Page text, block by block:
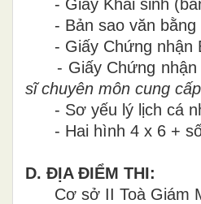
- Giấy Khai sinh
- Bản sao văn bằng
- Giấy Chứng nhận
- Giấy Chứng nhận
sĩ chuyên môn cung
- Sơ yếu lý lịch cá
- Hai hình 4 x 6 + số
D. ĐỊA ĐIỂM THI:
Cơ sở II Toà Giám